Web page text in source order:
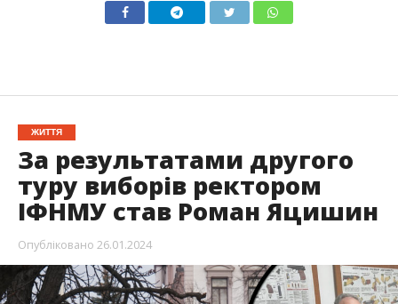
ЖИТТЯ
За результатами другого
туру виборів ректором
ІФНМУ став Роман Яцишин
Опубліковано 26.01.2024